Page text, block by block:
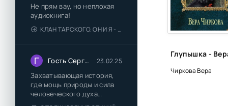
Не прям вау, но неплохая
аудиокнига!
КЛАН ТАРСКОГО. ОН И Я - ЕЛЕНА ТОДОРОВА (1)
Г Гость Сергей 23.02.25
Захватывающая история,
где мощь природы и сила
человеческого духа
сплетаются в напряжённый
Чиркова Вера